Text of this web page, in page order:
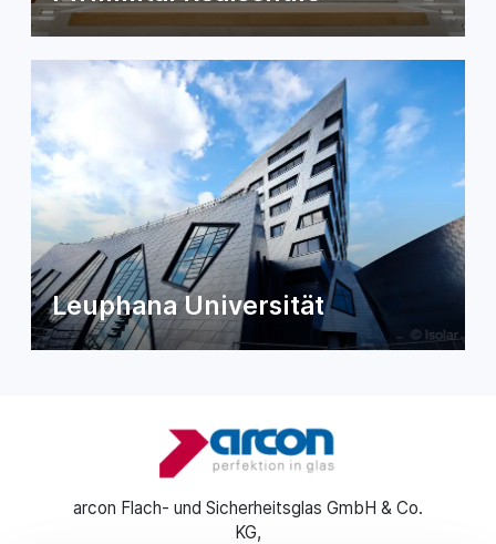
Leuphana Universität
arcon Flach- und Sicherheitsglas GmbH & Co.
KG